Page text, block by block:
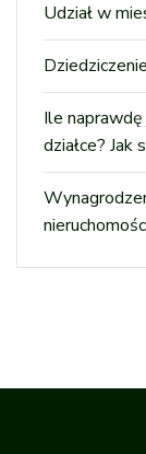
Udział w
Ile
działce? Jak